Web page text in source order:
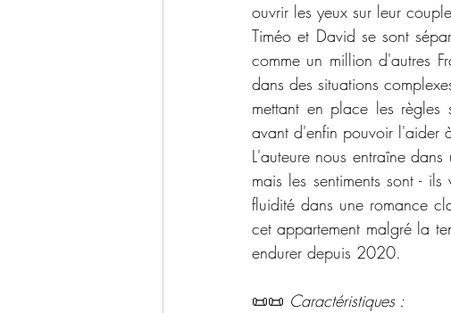
ouvrir les yeux sur leur
Timéo et David se sont
comme un million d'autres
dans des situations
mettant en place les règles
avant d'enfin pouvoir l'aider
L'auteure nous entraîne
mais les sentiments sont -
fluidité dans une romance
cet appartement malgré la
endurer depuis 2020.
📜📜 Caractéristiques :